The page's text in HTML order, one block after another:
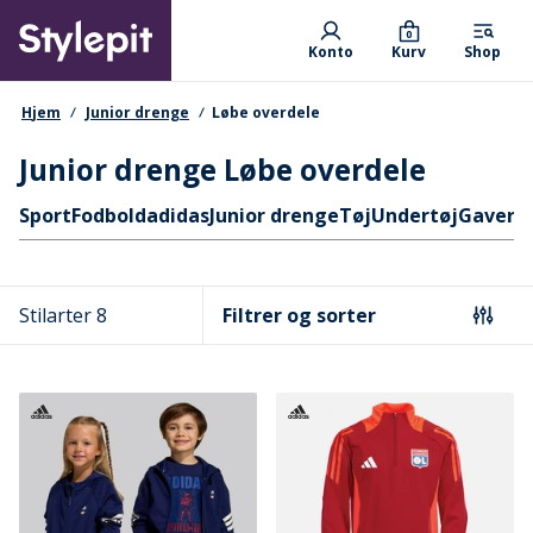
main
content
Primary departments
Konto Kurv
0
Shop
navigationssti
Hjem Junior drenge Løbe overdele
Junior drenge Løbe overdele
Hurtige links
SportFodboldadidasJunior drengeTøjUndertøjGaver
Stilarter 8 Filtrer og sorter